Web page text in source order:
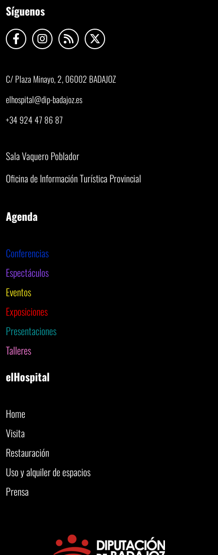
Síguenos
C/ Plaza Minayo, 2, 06002 BADAJOZ
elhospital@dip-badajoz.es
+34 924 47 86 87
Sala Vaquero Poblador
Oficina de Información Turística Provincial
Agenda
Conferencias
Espectáculos
Eventos
Exposiciones
Presentaciones
Talleres
elHospital
Home
Visita
Restauración
Uso y alquiler de espacios
Prensa